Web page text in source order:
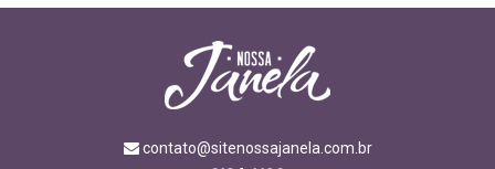
contato@sitenossajanela.com.br